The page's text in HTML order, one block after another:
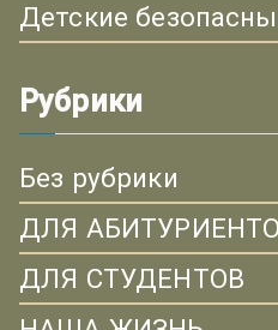
Детские
Рубрики
Без рубрики
ДЛЯ
ДЛЯ СТУДЕНТОВ